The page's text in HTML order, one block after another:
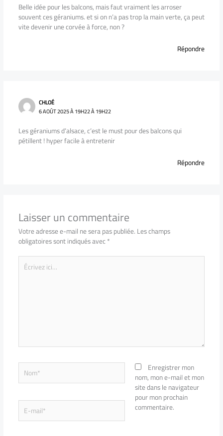
Belle idée pour les balcons, mais faut vraiment les arroser
souvent ces géraniums. et si on n’a pas trop la main verte, ça peut
vite devenir une corvée à force, non ?
Répondre
CHLOÉ
6 AOÛT 2025 À 19H22 À 19H22
Les géraniums d’alsace, c’est le must pour des balcons qui
pétillent ! hyper facile à entretenir
Répondre
Laisser un commentaire
Votre adresse e-mail ne sera pas publiée.Les champs
obligatoires sont indiqués avec*
Écrivez
ici…
Nom*
E-
mail*
Enregistrer mon
nom, mon e-mail et mon
site dans le navigateur
pour mon prochain
commentaire.